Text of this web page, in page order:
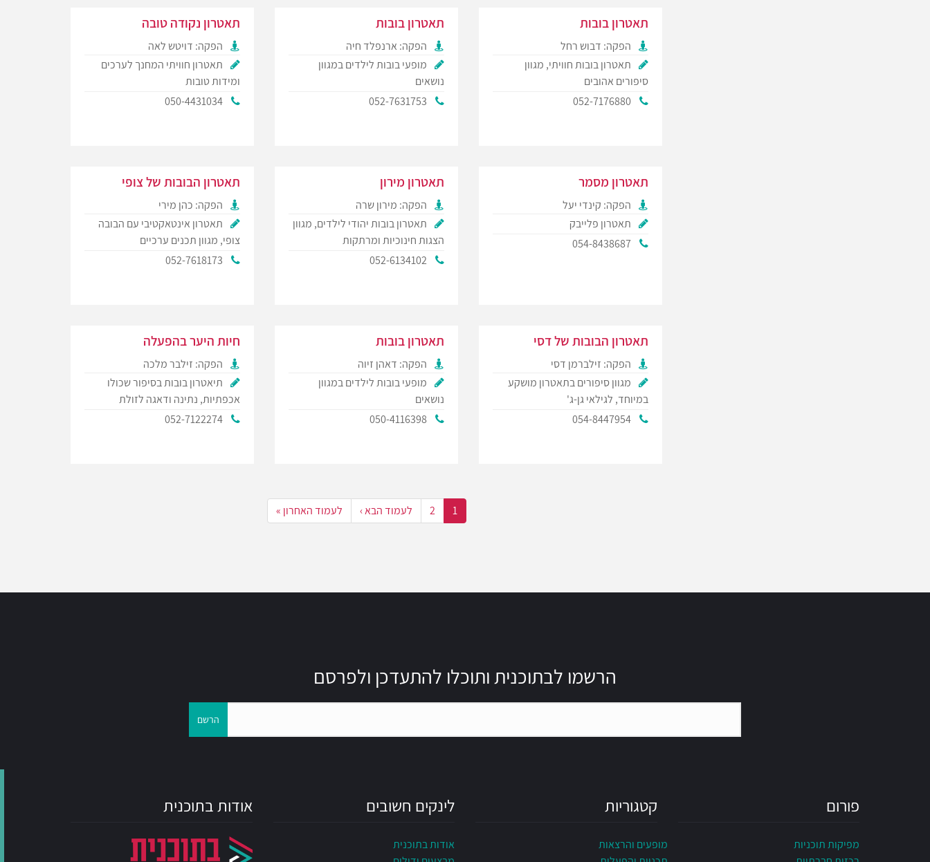
תאטרון בובות
הפקה: דבוש רחל
תאטרון בובות חוויתי, מגוון
סיפורים אהובים
052-7176880
תאטרון בובות
הפקה: ארנפלד חיה
מופעי בובות לילדים במגוון
נושאים
052-7631753
תאטרון נקודה טובה
הפקה: דויטש לאה
תאטרון חוויתי המחנך לערכים
ומידות טובות
050-4431034
תאטרון מסמר
הפקה: קינדי יעל
תאטרון פלייבק
054-8438687
תאטרון מירון
הפקה: מירון שרה
תאטרון בובות יהודי לילדים, מגוון
הצגות חינוכיות ומרתקות
052-6134102
תאטרון הבובות של צופי
הפקה: כהן מירי
תאטרון אינטאקטיבי עם הבובה
צופי, מגוון תכנים ערכיים
052-7618173
תאטרון הבובות של דסי
הפקה: זילברמן דסי
מגוון סיפורים בתאטרון מושקע
במיוחד, לגילאי גן-ג'
054-8447954
תאטרון בובות
הפקה: דאהן זיוה
מופעי בובות לילדים במגוון
נושאים
050-4116398
חיות היער בהפעלה
הפקה: זילבר מלכה
תיאטרון בובות בסיפור שכולו
אכפתיות, נתינה ודאגה לזולת
052-7122274
1
2 לעמוד הבא › לעמוד האחרון »
הרשמו לבתוכנית ותוכלו להתעדכן ולפרסם
הרשם
פורום
מפיקות תוכניות
קטגוריות
מופעים והרצאות
לינקים חשובים
אודות בתוכנית
אודות בתוכנית